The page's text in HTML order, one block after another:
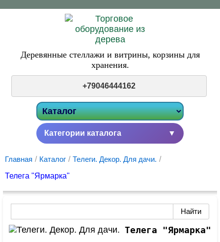
Деревянные стеллажи и витрины, корзины для
хранения.
+79046444162
Категории каталога ▼
Главная / Каталог / Телеги. Декор. Для дачи. /
Телега "Ярмарка"
Телега "Ярмарка"